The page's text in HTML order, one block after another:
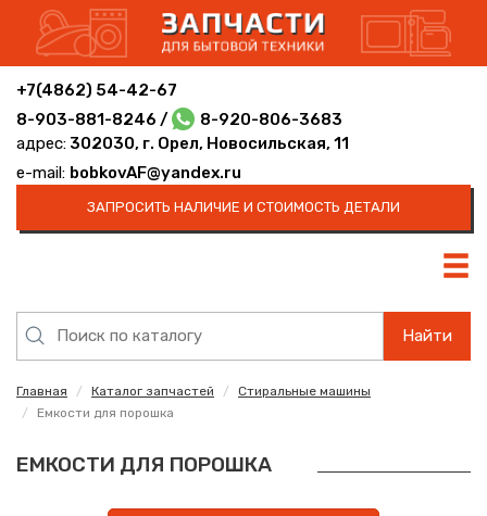
+7(4862) 54-42-67
8-903-881-8246 /
8-920-806-3683
адрес: 302030, г. Орел, Новосильская, 11
e-mail: bobkovAF@yandex.ru
ЗАПРОСИТЬ НАЛИЧИЕ И СТОИМОСТЬ ДЕТАЛИ
Найти
Главная Каталог запчастей
Стиральные машины
Емкости для порошка
ЕМКОСТИ ДЛЯ ПОРОШКА